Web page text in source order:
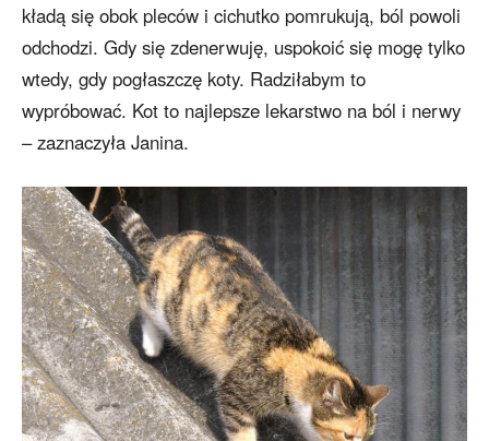
kładą się obok pleców i cichutko pomrukują, ból powoli
odchodzi. Gdy się zdenerwuję, uspokoić się mogę tylko
wtedy, gdy pogłaszczę koty. Radziłabym to
wypróbować. Kot to najlepsze lekarstwo na ból i nerwy
– zaznaczyła Janina.